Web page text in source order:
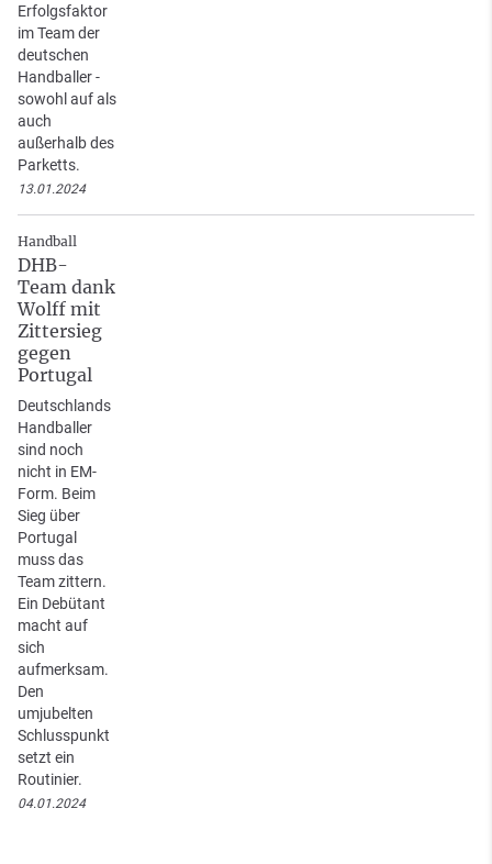
Erfolgsfaktor
im Team der
deutschen
Handballer -
sowohl auf als
auch
außerhalb des
Parketts.
13.01.2024
Handball
DHB-
Team dank
Wolff mit
Zittersieg
gegen
Portugal
Deutschlands
Handballer
sind noch
nicht in EM-
Form. Beim
Sieg über
Portugal
muss das
Team zittern.
Ein Debütant
macht auf
sich
aufmerksam.
Den
umjubelten
Schlusspunkt
setzt ein
Routinier.
04.01.2024